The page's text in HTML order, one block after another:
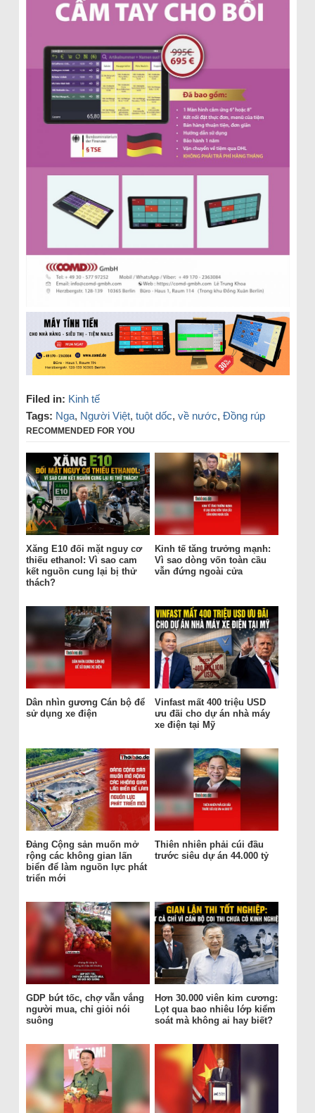
Filed in: Kinh tế
Tags: Nga, Người Việt, tuột dốc, về nước, Đồng rúp
RECOMMENDED FOR YOU
Xăng E10 đối mặt nguy cơ
thiếu ethanol: Vì sao cam
kết nguồn cung lại bị thử
thách?
Kinh tế tăng trưởng mạnh:
Vì sao dòng vốn toàn cầu
vẫn đứng ngoài cửa
Dân nhìn gương Cán bộ để
sử dụng xe điện
Vinfast mất 400 triệu USD
ưu đãi cho dự án nhà máy
xe điện tại Mỹ
Đảng Cộng sản muốn mở
rộng các không gian lấn
biển để làm nguồn lực phát
triển mới
Thiên nhiên phải cúi đầu
trước siêu dự án 44.000 tỷ
GDP bứt tốc, chợ vẫn vắng
người mua, chỉ giỏi nói
suông
Hơn 30.000 viên kim cương:
Lọt qua bao nhiêu lớp kiểm
soát mà không ai hay biết?